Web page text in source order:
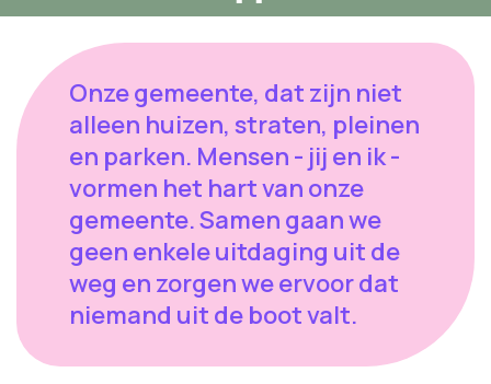
Onze gemeente, dat zijn niet
alleen huizen, straten, pleinen
en parken. Mensen - jij en ik -
vormen het hart van onze
gemeente. Samen gaan we
geen enkele uitdaging uit de
weg en zorgen we ervoor dat
niemand uit de boot valt.